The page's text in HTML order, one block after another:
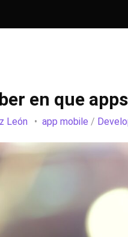
en que
León app mobile /